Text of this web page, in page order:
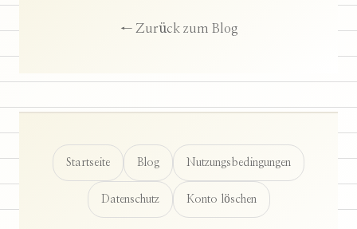
← Zurück zum Blog
Startseite Blog Nutzungsbedingungen
Datenschutz Konto löschen